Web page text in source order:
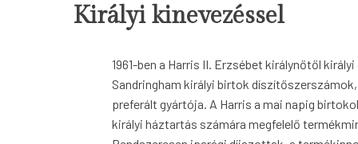
Királyi kinevezéssel
1961-ben a Harris II. Erzsébet királynőtől
Sandringham királyi birtok
preferált gyártója. A Harris a mai napig
királyi háztartás számára megfelelő